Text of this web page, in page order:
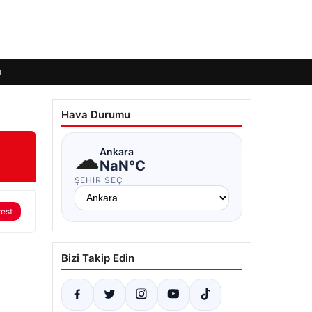
Hava Durumu
☁Ankara
NaN°C
ŞEHIR SEÇ
Bizi Takip Edin